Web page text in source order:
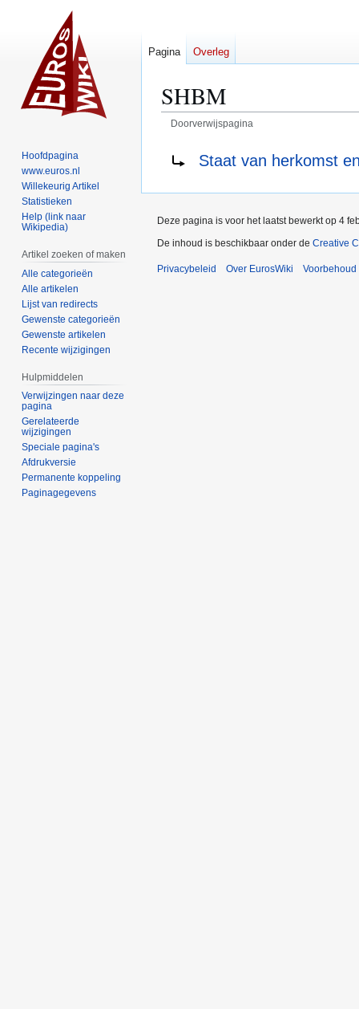
SHBM
Doorverwijspagina
navigatie
zoeken
Staat van herkomst
Pagina Overleg
Hoofdpagina
www.euros.nl
Willekeurig Artikel
Statistieken
Help (link naar
Wikipedia)
Artikel zoeken of maken
Alle categorieën
Alle artikelen
Lijst van redirects
Gewenste categorieën
Gewenste artikelen
Recente wijzigingen
Hulpmiddelen
Verwijzingen naar deze
pagina
Gerelateerde
wijzigingen
Speciale pagina's
Afdrukversie
Permanente koppeling
Paginagegevens
Deze pagina is voor het laatst bewerkt op 4
De inhoud is beschikbaar onder de Creative
Privacybeleid Over EurosWiki Voorbehoud